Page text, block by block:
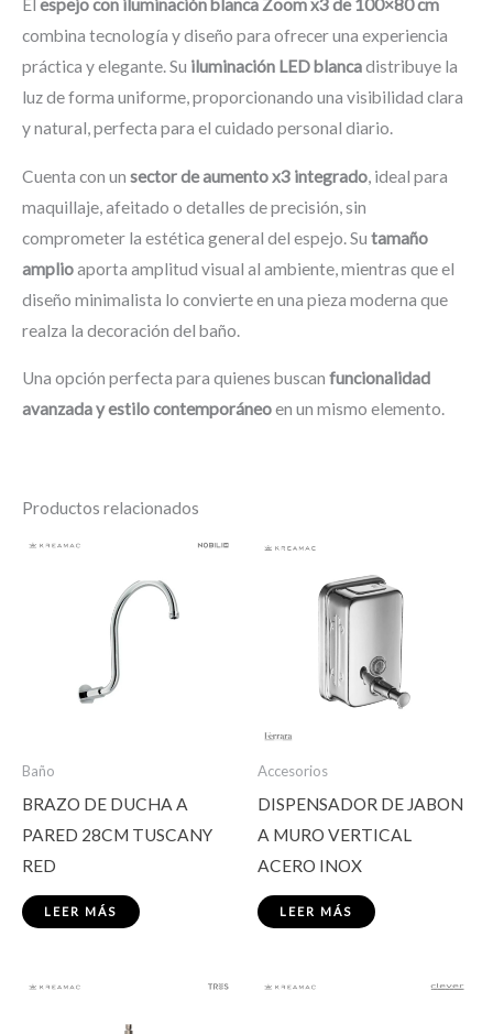
El espejo con iluminación blanca Zoom x3 de 100×80 cm
combina tecnología y diseño para ofrecer una experiencia
práctica y elegante. Su iluminación LED blancadistribuye la
luz de forma uniforme, proporcionando una visibilidad clara
y natural, perfecta para el cuidado personal diario.
Cuenta con un sector de aumento x3 integrado, ideal para
maquillaje, afeitado o detalles de precisión, sin
comprometer la estética general del espejo. Su tamaño
amplioaporta amplitud visual al ambiente, mientras que el
diseño minimalista lo convierte en una pieza moderna que
realza la decoración del baño.
Una opción perfecta para quienes buscan funcionalidad
avanzada y estilo contemporáneoen un mismo elemento.
Productos relacionados
Baño
BRAZO DE DUCHA A
PARED 28CM TUSCANY
RED
LEER MÁS
Accesorios
DISPENSADOR DE JABON
A MURO VERTICAL
ACERO INOX
LEER MÁS